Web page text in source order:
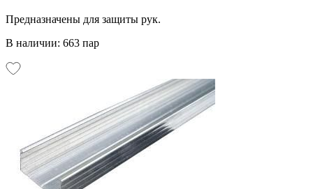
Предназначены для защиты рук.
В наличии: 663 пар